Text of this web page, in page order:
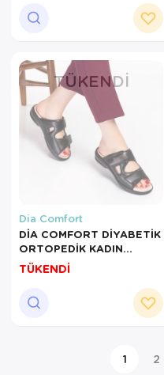
TÜKENDI
Dia Comfort
DİA COMFORT DİYABETİK
ORTOPEDİK KADIN
TERLİK SİYAH-39
NUMARA
TÜKENDİ
1 2